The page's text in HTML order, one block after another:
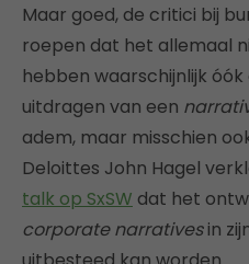
Maar goed, de critici bij
roepen dat het allemaal
hebben waarschijnlijk
uitdragen van een
adem, maar misschien
Deloittes John Hagel
talk op SxSW dat het
corporate narrativesin